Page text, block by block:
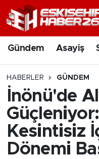
Gündem Asayiş
HABERLER GÜNDEM
İnönü'de
Kesintisiz
Dönemi
Gündem
Asayiş
Siyaset
Spor
Sağlık
Nöbetçi
Hava Durumu
Trafik Durumu
Süper Lig Puan
Tüm Manşetler